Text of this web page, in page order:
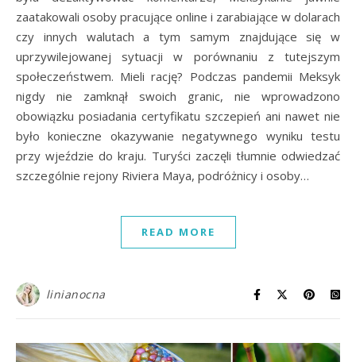
zaatakowali osoby pracujące online i zarabiające w dolarach
czy innych walutach a tym samym znajdujące się w
uprzywilejowanej sytuacji w porównaniu z tutejszym
społeczeństwem. Mieli rację? Podczas pandemii Meksyk
nigdy nie zamknął swoich granic, nie wprowadzono
obowiązku posiadania certyfikatu szczepień ani nawet nie
było konieczne okazywanie negatywnego wyniku testu
przy wjeździe do kraju. Turyści zaczęli tłumnie odwiedzać
szczególnie rejony Riviera Maya, podróżnicy i osoby…
READ MORE
linianocna